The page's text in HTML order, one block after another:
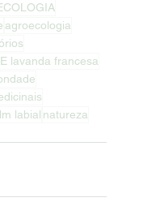
agroecologia
lavanda francesa
labial natureza